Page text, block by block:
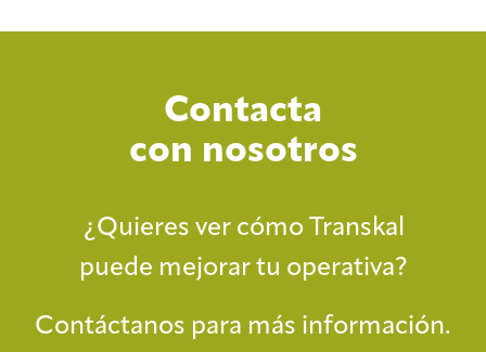
Contacta
con nosotros
¿Quieres ver cómo Transkal
puede mejorar tu operativa?
Contáctanos para más información.